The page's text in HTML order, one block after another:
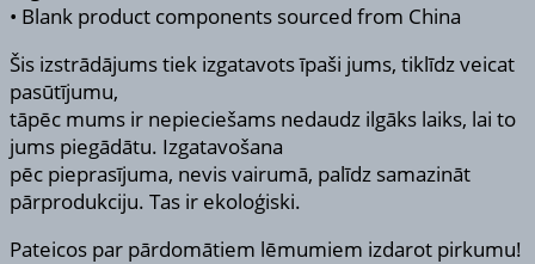
• Blank product components sourced from China
Šis izstrādājums tiek izgatavots īpaši jums, tiklīdz veicat
pasūtījumu,
tāpēc mums ir nepieciešams nedaudz ilgāks laiks, lai to
jums piegādātu. Izgatavošana
pēc pieprasījuma, nevis vairumā, palīdz samazināt
pārprodukciju. Tas ir ekoloģiski.
Pateicos par pārdomātiem lēmumiem izdarot pirkumu!